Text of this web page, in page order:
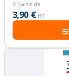
À partir de
3,90 € HT